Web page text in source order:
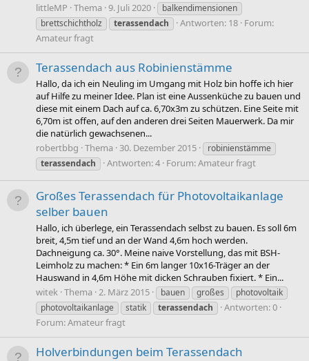
littleMP Thema 9. Juli 2020
balkendimensionen
brettschichtholz
terassendach Antworten: 18 Forum:
Amateur fragt
Terassendach aus Robinienstämme
Hallo, da ich ein Neuling im Umgang mit Holz bin hoffe ich hier
auf Hilfe zu meiner Idee. Plan ist eine Aussenküche zu bauen und
diese mit einem Dach auf ca. 6,70x3m zu schützen. Eine Seite mit
6,70m ist offen, auf den anderen drei Seiten Mauerwerk. Da mir
die natürlich gewachsenen...
robertbbg Thema 30. Dezember 2015
robinienstämme
terassendach
Antworten: 4 Forum:Amateur fragt
Großes Terassendach für Photovoltaikanlage
selber bauen
Hallo, ich überlege, ein Terassendach selbst zu bauen. Es soll 6m
breit, 4,5m tief und an der Wand 4,6m hoch werden.
Dachneigung ca. 30°. Meine naive Vorstellung, das mit BSH-
Leimholz zu machen: * Ein 6m langer 10x16-Träger an der
Hauswand in 4,6m Höhe mit dicken Schrauben fixiert. * Ein...
witek Thema 2. März 2015 bauen großes
photovoltaik
photovoltaikanlage
statik terassendach
Antworten: 0
Forum:Amateur fragt
Holverbindungen beim Terassendach